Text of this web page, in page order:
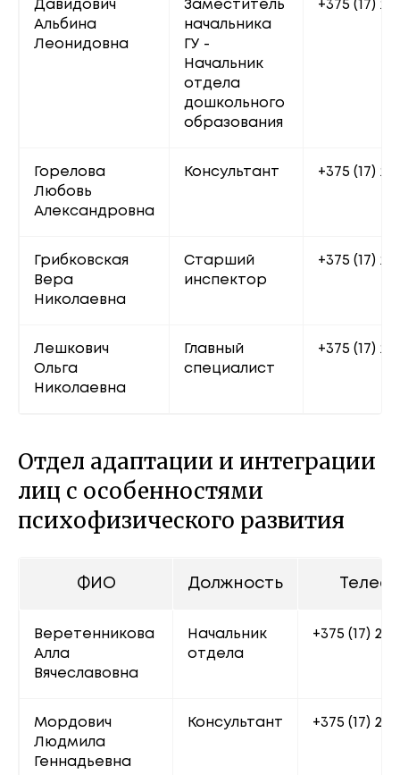
Давидович
Альбина
Леонидовна
Заместитель
начальника
ГУ -
Начальник
отдела
дошкольного
образования
+375 (17)
Горелова
Любовь
Александровна
Консультант +375 (17)
Грибковская
Вера
Николаевна
Старший
инспектор
+375 (17)
Лешкович
Ольга
Николаевна
Главный
специалист
+375 (17)
Отдел адаптации и интеграции
лиц с особенностями
психофизического развития
ФИО Должность
Веретенникова
Алла
Вячеславовна
Начальник
отдела
+375 (17)
Мордович
Людмила
Геннадьевна
Консультант +375 (17)